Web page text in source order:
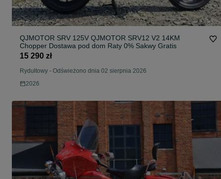
QJMOTOR SRV 125V QJMOTOR SRV12 V2 14KM
Chopper Dostawa pod dom Raty 0% Sakwy Gratis
15 290 zł
Rydułtowy - Odświeżono dnia 02 sierpnia 2026
2026